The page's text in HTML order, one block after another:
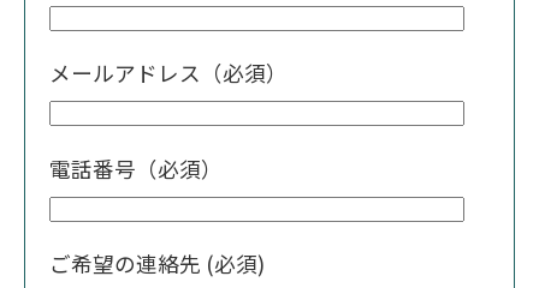
メールアドレス（必須）
電話番号（必須）
ご希望の連絡先 (必須)